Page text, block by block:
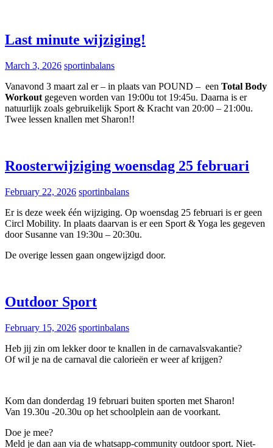
Last minute wijziging!
March 3, 2026 sportinbalans
Vanavond 3 maart zal er – in plaats van POUND – een Total Body
Workout gegeven worden van 19:00u tot 19:45u. Daarna is er
natuurlijk zoals gebruikelijk Sport & Kracht van 20:00 – 21:00u.
Twee lessen knallen met Sharon!!
Roosterwijziging woensdag 25 februari
February 22, 2026 sportinbalans
Er is deze week één wijziging. Op woensdag 25 februari is er geen
Circl Mobility. In plaats daarvan is er een Sport & Yoga les gegeven
door Susanne van 19:30u – 20:30u.
De overige lessen gaan ongewijzigd door.
Outdoor Sport
February 15, 2026 sportinbalans
Heb jij zin om lekker door te knallen in de carnavalsvakantie?
Of wil je na de carnaval die calorieën er weer af krijgen?
Kom dan donderdag 19 februari buiten sporten met Sharon!
Van 19.30u -20.30u op het schoolplein aan de voorkant.
Doe je mee?
Meld je dan aan via de whatsapp-community outdoor sport. Niet-